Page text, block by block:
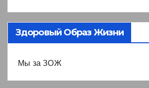
Здоровый Образ Жизни
Мы за ЗОЖ